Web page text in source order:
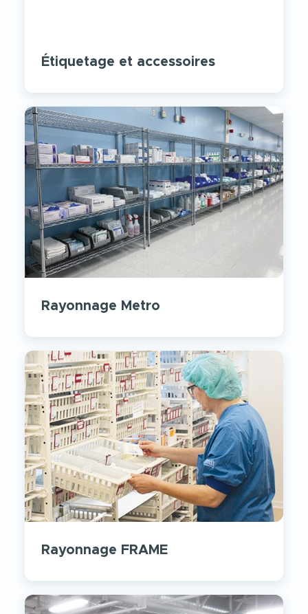
Étiquetage et accessoires
Rayonnage Metro
Rayonnage FRAME